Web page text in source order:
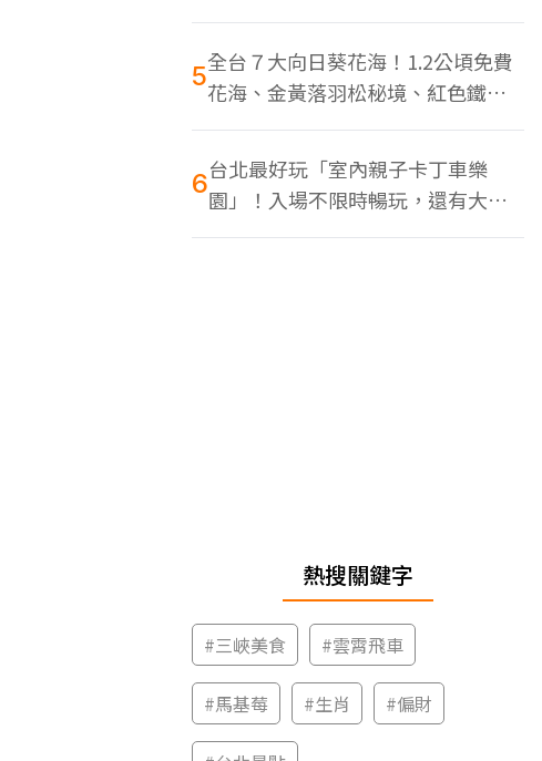
男，百款周邊買翻
5全台７大向日葵花海！1.2公頃免費
花海、金黃落羽松秘境、紅色鐵橋
同框
6台北最好玩「室內親子卡丁車樂
園」！入場不限時暢玩，還有大螢
幕Switch遊戲區
熱搜關鍵字
#三峽美食 #雲霄飛車
#馬基莓 #生肖 #偏財